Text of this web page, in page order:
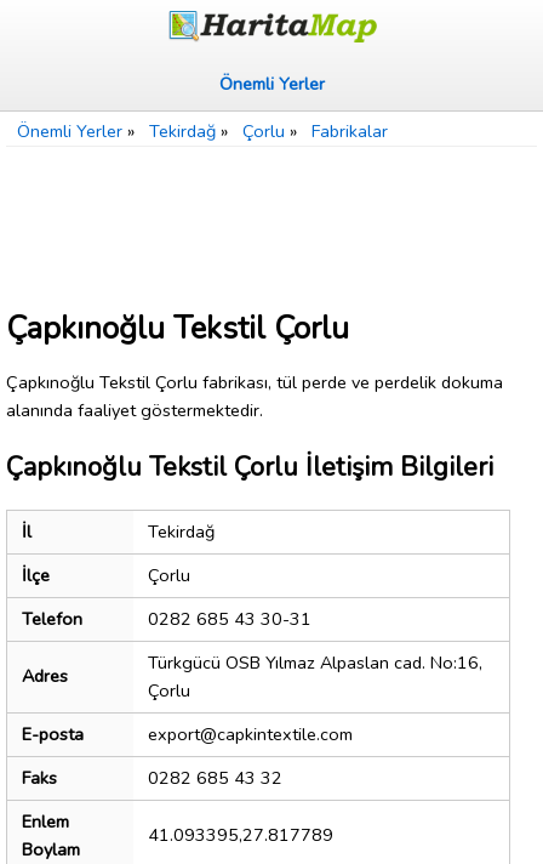
Önemli Yerler
Önemli Yerler » Tekirdağ » Çorlu » Fabrikalar
Çapkınoğlu Tekstil Çorlu
Çapkınoğlu Tekstil Çorlu fabrikası, tül perde ve perdelik dokuma
alanında faaliyet göstermektedir.
Çapkınoğlu Tekstil Çorlu İletişim Bilgileri
İl
Tekirdağ
İlçe
Çorlu
Telefon
0282 685 43 30-31
Adres
Türkgücü OSB Yılmaz Alpaslan cad. No:16,
Çorlu
E-posta
export@capkintextile.com
Faks
0282 685 43 32
Enlem
Boylam
41.093395,27.817789